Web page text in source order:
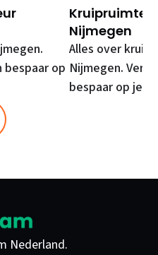
op
Kruipruimte
Nijmegen
Alles over
Nijmegen.
bespaar op je
Nederland.